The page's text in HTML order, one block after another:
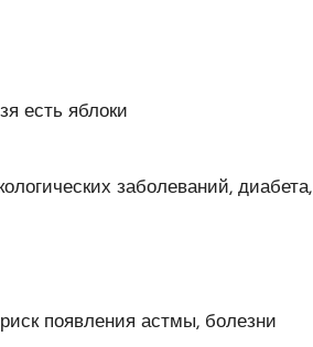
заболеваний, диабета,
появления астмы, болезни